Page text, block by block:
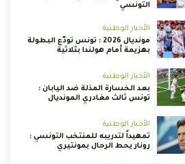
التونسي
الأخبار الوطنية
مونديال 2026 : تونس تودّع البطولة
بهزيمة أمام هولندا بثلاثية
الأخبار الوطنية
بعد الخسارة المذلة ضد اليابان :
تونس ثالث مغادري المونديال
الأخبار الوطنية
تمهيداً لتدريبه للمنتخب التونسي :
رونار يحط الرحال بمونتيري